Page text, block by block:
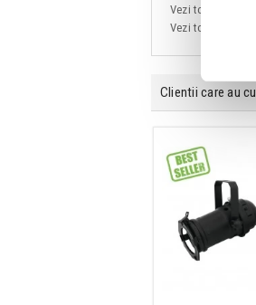
Vezi toate
Vezi toate
Clientii care au